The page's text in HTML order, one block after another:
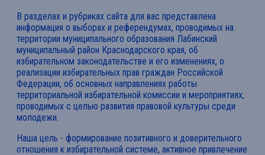
В разделах и рубриках сайта для вас представлена
информация о выборах и референдумах, проводимых на
территории муниципального образования Лабинский
муниципальный район Краснодарского края, об
избирательном законодательстве и его изменениях, о
реализации избирательных прав граждан Российской
Федерации, об основных направлениях работы
территориальной избирательной комиссии и мероприятиях,
проводимых с целью развития правовой культуры среди
молодежи.
Наша цель - формирование позитивного и доверительного
отношения к избирательной системе, активное привлечение